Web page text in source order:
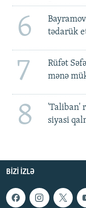
6
tədarük
7
Rüfət
mənə
8
'Taliban'
siyasi
BIZI IZLƏ